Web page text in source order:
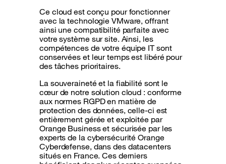
Ce cloud est conçu pour fonctionner
avec la technologie VMware, offrant
ainsi une compatibilité parfaite avec
votre système sur site. Ainsi, les
compétences de votre équipe IT sont
conservées et leur temps est libéré pour
des tâches prioritaires.
La souveraineté et la fiabilité sont le
cœur de notre solution cloud : conforme
aux normes RGPD en matière de
protection des données, celle-ci est
entièrement gérée et exploitée par
Orange Business et sécurisée par les
experts de la cybersécurité Orange
Cyberdefense, dans des datacenters
situés en France. Ces derniers